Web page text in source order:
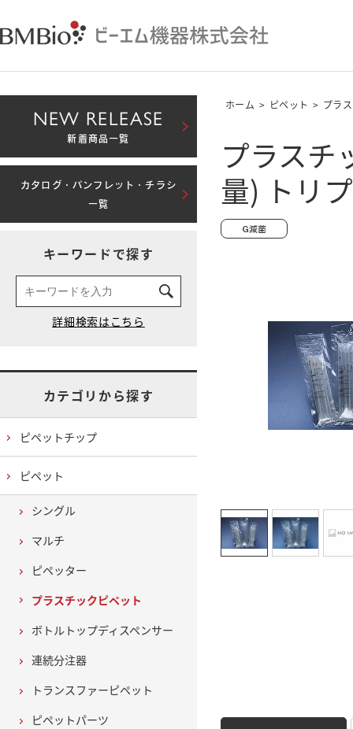
ホーム > ピペット > プラ
プラスチ
量) トリ
NEW RELEASE
新着商品一覧
カタログ・パンフレット・チラシ
一覧
キーワードで探す
カテゴリから探す
ピペットチップ
ピペット
シングル
マルチ
ピペッター
プラスチックピペット
ボトルトップディスペンサー
連続分注器
トランスファーピペット
ピペットパーツ